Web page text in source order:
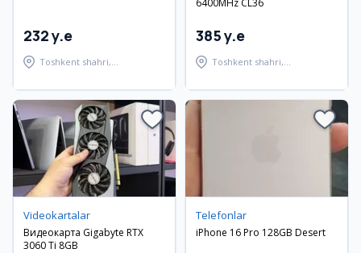
232 y.e
Toshkent shahri,
6400MHz CL36
385 y.e
Toshkent shahri,
Videokartalar
Видеокарта Gigabyte RTX
3060 Ti 8GB
Telefonlar
iPhone 16 Pro 128GB Desert